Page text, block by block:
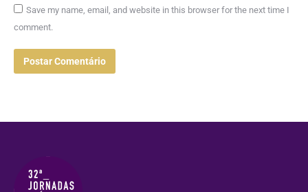
Save my name, email, and website in this browser for the next time I
comment.
Postar Comentário